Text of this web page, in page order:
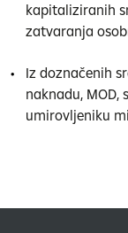
kapitaliziranih
zatvaranja
Iz doznačenih
naknadu,
umirovljeniku